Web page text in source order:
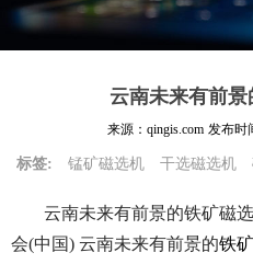
云南未来有前
来源：qingis.com 发布时
标签: 锰矿磁选机 干选磁选机
云南未来有前景的铁矿磁
会(中国) 云南未来有前景的铁